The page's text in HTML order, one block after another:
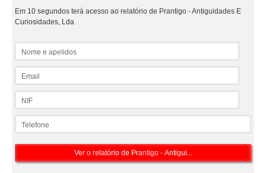
Em 10 segundos terá acesso ao relatório de Prantigo - Antiguidades E
Curiosidades, Lda